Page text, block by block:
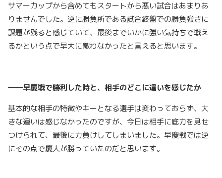
サマーカップから含めてもスタートから悪い試合はあまりあ
りませんでした。逆に勝負所である試合終盤での勝負強さに
課題が残ると感じていて、最後までいかに強い気持ちで戦え
るかという点で早大に敵わなかったと言えると思います。
――早慶戦で勝利した時と、相手のどこに違いを感じたか
基本的な相手の特徴やキーとなる選手は変わっておらず、大
きな違いは感じなかったのですが、今日は相手に底力を見せ
つけられて、最後に力負けしてしまいました。早慶戦では逆
にその点で慶大が勝っていたのだと思います。